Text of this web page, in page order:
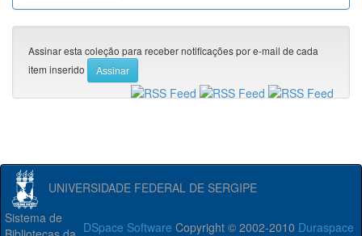
Assinar esta coleção para receber notificações por e-mail de cada
item inserido
UNIVERSIDADE FEDERAL DE SERGIPE
DSpace Software Copyright © 2002-2010 Duraspace
Sistema de